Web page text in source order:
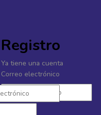
Registro
Ya tiene una cuenta
Correo electrónico
Contraseña